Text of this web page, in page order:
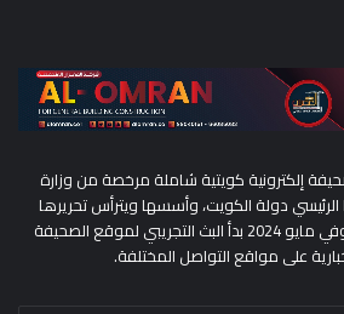
إلكترونية كويتية شاملة مرخصة من وزارة
الرئيسي دولة الكويت، وأسسها ويترأس تحريرها
الكاتب/ مطلق الحريجي ، وفي مايو 2024 بدأ البث التجريبي لموقع الصحيفة
على مواقع التواصل المختلفة.